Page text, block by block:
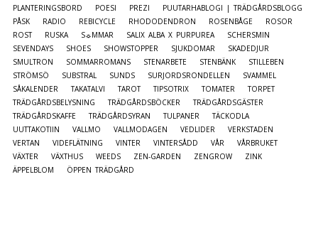
PLANTERINGSBORD
POESI PREZI
PUUTARHABLOGI | TRÄDGÅRDSBLOGG
PÅSK
RADIO REBICYCLE RHODODENDRON ROSENBÅGE
ROSOR
ROST
RUSKA S☼MMAR SALIX ALBA X PURPUREA
SCHERSMIN
SEVENDAYS
SHOES SHOWSTOPPER SJUKDOMAR
SKADEDJUR
SMULTRON
SOMMARROMANS STENARBETE STENBÄNK
STILLEBEN
STRÖMSÖ
SUBSTRAL SUNDS SURJORDSRONDELLEN
SVAMMEL
SÅKALENDER
TAKATALVI TAROT TIPSOTRIX TOMATER
TORPET
TRÄDGÅRDSBELYSNING
TRÄDGÅRDSBÖCKER
TRÄDGÅRDSGÄSTER
TRÄDGÅRDSKAFFE
TRÄDGÅRDSYRAN TULPANER
TÄCKODLA
UUTTAKOTIIN
VALLMO VALLMODAGEN VEDLIDER
VERKSTADEN
VERTAN
VIDEFLÄTNING VINTER VINTERSÅDD VÅR
VÅRBRUKET
VÄXTER
VÄXTHUS WEEDS ZEN-GARDEN ZENGROW
ZINK
ÄPPELBLOM
ÖPPEN TRÄDGÅRD